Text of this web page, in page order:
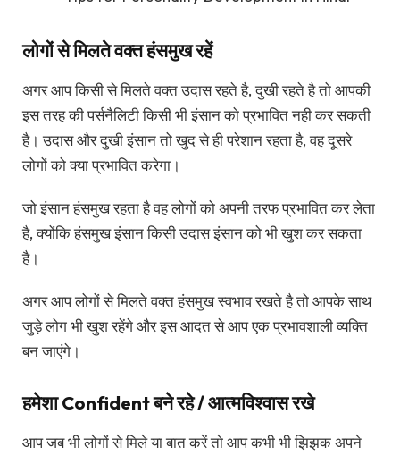
लोगों से मिलते वक्त हंसमुख रहें
अगर आप किसी से मिलते वक्त उदास रहते है, दुखी रहते है तो आपकी
इस तरह की पर्सनैलिटी किसी भी इंसान को प्रभावित नही कर सकती
है। उदास और दुखी इंसान तो खुद से ही परेशान रहता है, वह दूसरे
लोगों को क्या प्रभावित करेगा।
जो इंसान हंसमुख रहता है वह लोगों को अपनी तरफ प्रभावित कर लेता
है, क्योंकि हंसमुख इंसान किसी उदास इंसान को भी खुश कर सकता
है।
अगर आप लोगों से मिलते वक्त हंसमुख स्वभाव रखते है तो आपके साथ
जुड़े लोग भी खुश रहेंगे और इस आदत से आप एक प्रभावशाली व्यक्ति
बन जाएंगे।
हमेशा Confident बने रहे / आत्मविश्वास रखे
आप जब भी लोगों से मिले या बात करें तो आप कभी भी झिझक अपने